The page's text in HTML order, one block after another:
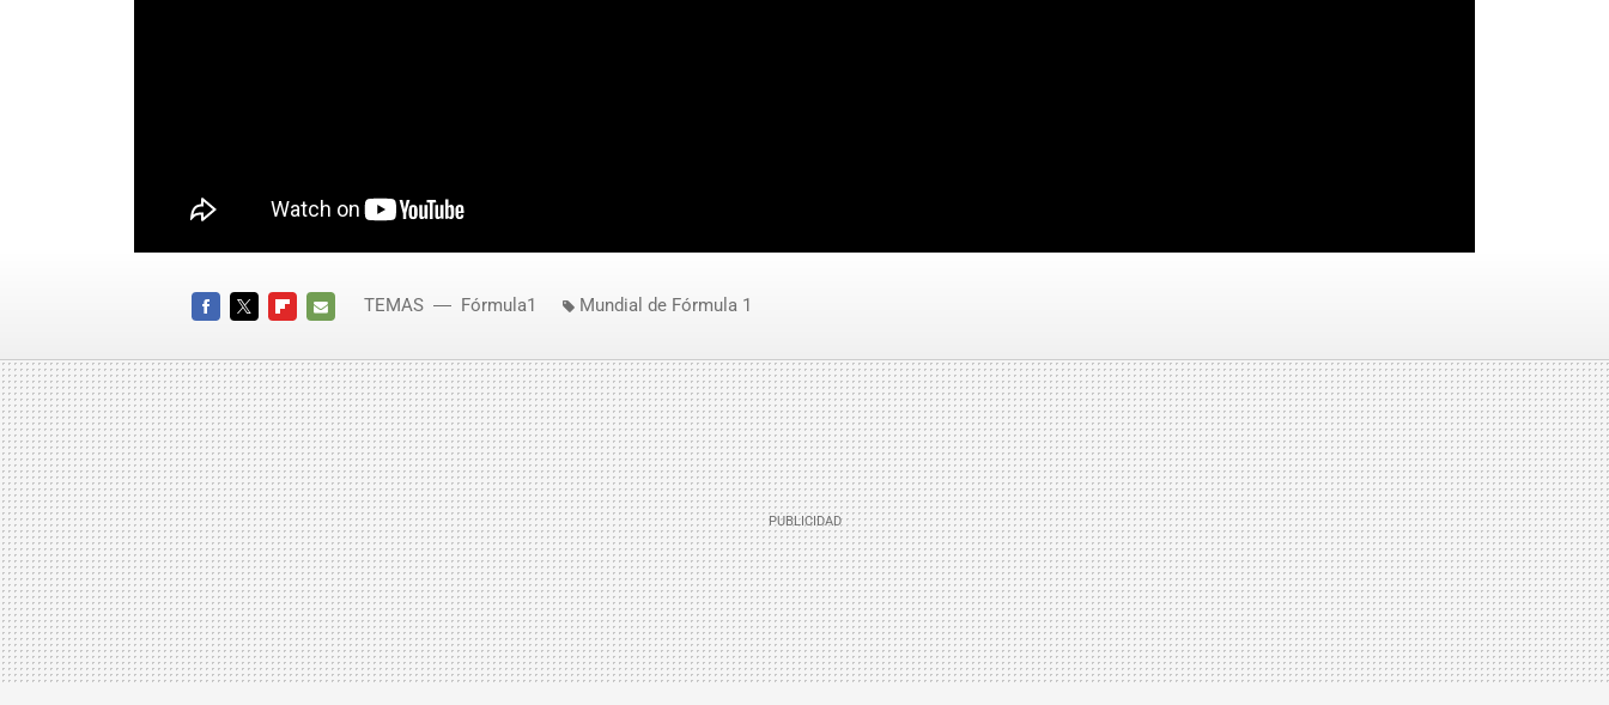
MAIL
TEMAS Fórmula1 Mundial de Fórmula 1